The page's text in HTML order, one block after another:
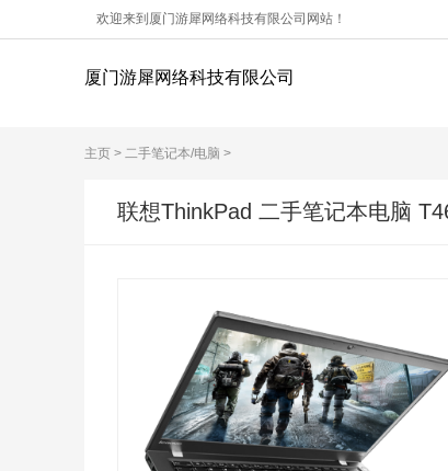
欢迎来到厦门游犀网络科技有限公司网站！
厦门游犀网络科技有限公司
主页 > 二手笔记本/电脑 >
联想ThinkPad 二手笔记本电脑